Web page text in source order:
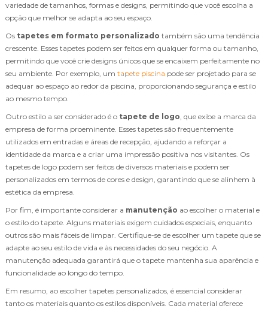
variedade de tamanhos, formas e designs, permitindo que você escolha a
opção que melhor se adapta ao seu espaço.
Os tapetes em formato personalizado também são uma tendência
crescente. Esses tapetes podem ser feitos em qualquer forma ou tamanho,
permitindo que você crie designs únicos que se encaixem perfeitamente no
seu ambiente. Por exemplo, um tapete piscina pode ser projetado para se
adequar ao espaço ao redor da piscina, proporcionando segurança e estilo
ao mesmo tempo.
Outro estilo a ser considerado é o tapete de logo, que exibe a marca da
empresa de forma proeminente. Esses tapetes são frequentemente
utilizados em entradas e áreas de recepção, ajudando a reforçar a
identidade da marca e a criar uma impressão positiva nos visitantes. Os
tapetes de logo podem ser feitos de diversos materiais e podem ser
personalizados em termos de cores e design, garantindo que se alinhem à
estética da empresa.
Por fim, é importante considerar a manutenção ao escolher o material e
o estilo do tapete. Alguns materiais exigem cuidados especiais, enquanto
outros são mais fáceis de limpar. Certifique-se de escolher um tapete que se
adapte ao seu estilo de vida e às necessidades do seu negócio. A
manutenção adequada garantirá que o tapete mantenha sua aparência e
funcionalidade ao longo do tempo.
Em resumo, ao escolher tapetes personalizados, é essencial considerar
tanto os materiais quanto os estilos disponíveis. Cada material oferece